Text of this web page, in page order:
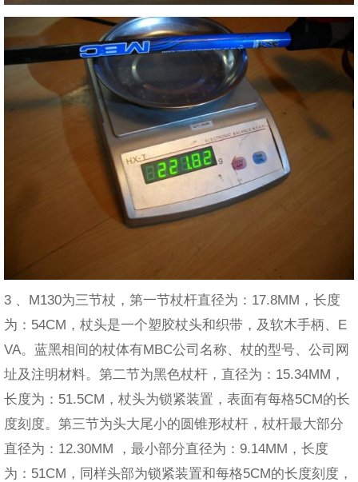
3 、M130为三节杖，第一节杖杆直径为：17.8MM，长度
为：54CM，杖头是一个塑胶杖头和织带，及软木手柄、E
VA。蓝黑相间的杖体有MBC公司名称、杖的型号、公司网
址及注明材料。第二节为黑色杖杆，直径为：15.34MM，
长度为：51.5CM，杖头为锁紧装置，表面有每格5CM的长
度刻度。第三节为头大尾小的圆锥形杖杆，杖杆最大部分
直径为：12.30MM ，最小部分直径为：9.14MM，长度
为：51CM，同样头部为锁紧装置和每格5CM的长度刻度，